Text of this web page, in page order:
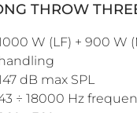
THROW
W (LF) + 900 W
dB max SPL
÷ 18000 Hz